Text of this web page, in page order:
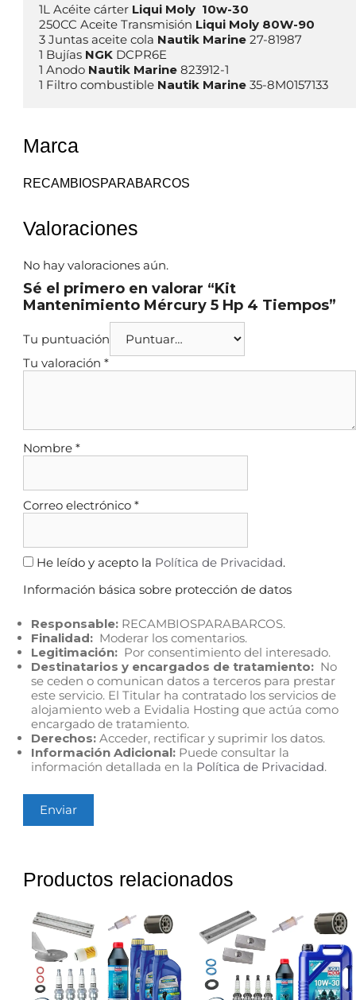
1L Acéite cárter Liqui Moly
250CC Aceite Transmisión Liqui Moly 80W-90
3 Juntas aceite cola Nautik Marine 27-81987
1 Bujías NGK DCPR6E
1 Anodo Nautik Marine 823912-1
1 Filtro combustible Nautik Marine 35-8M0157133
Marca
RECAMBIOSPARABARCOS
Valoraciones
No hay valoraciones aún.
Sé el primero en valorar “Kit
Mantenimiento Mércury 5 Hp 4 Tiempos”
Tu puntuación
Tu valoración *
Nombre *
Correo electrónico *
He leído y acepto la Política de Privacidad.
Información básica sobre protección de datos
Responsable: RECAMBIOSPARABARCOS.
Finalidad: Moderar los comentarios.
Legitimación: Por consentimiento del interesado.
Destinatarios y encargados de tratamiento: No
se ceden o comunican datos a terceros para prestar
este servicio. El Titular ha contratado los servicios de
alojamiento web a Evidalia Hosting que actúa como
encargado de tratamiento.
Derechos: Acceder, rectificar y suprimir los datos.
Información Adicional: Puede consultar la
información detallada en la Política de Privacidad.
Productos relacionados